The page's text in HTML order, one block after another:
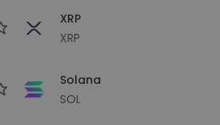
XRP
XRP
Solana
SOL